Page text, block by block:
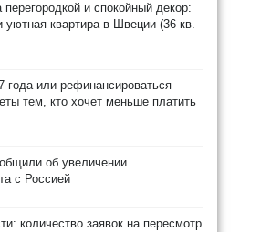
перегородкой и спокойный декор:
уютная квартира в Швеции (36 кв.
года или рефинансироваться
тем, кто хочет меньше платить
об увеличении
с Россией
количество заявок на пересмотр